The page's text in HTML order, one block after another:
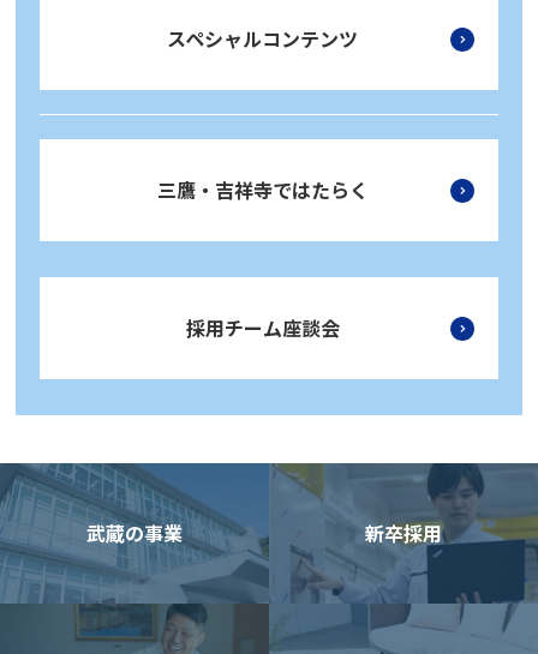
スペシャルコンテンツ
三鷹・吉祥寺ではたらく
採用チーム座談会
武蔵の事業 新卒採用